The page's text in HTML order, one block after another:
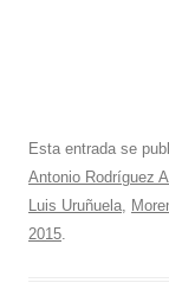
Esta entrada se
Antonio Rodríguez
Luis Uruñuela,
2015.